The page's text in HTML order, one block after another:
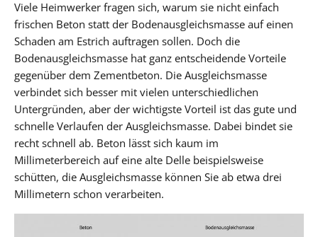
Viele Heimwerker fragen sich, warum sie nicht einfach
frischen Beton statt der Bodenausgleichsmasse auf einen
Schaden am Estrich auftragen sollen. Doch die
Bodenausgleichsmasse hat ganz entscheidende Vorteile
gegenüber dem Zementbeton. Die Ausgleichsmasse
verbindet sich besser mit vielen unterschiedlichen
Untergründen, aber der wichtigste Vorteil ist das gute und
schnelle Verlaufen der Ausgleichsmasse. Dabei bindet sie
recht schnell ab. Beton lässt sich kaum im
Millimeterbereich auf eine alte Delle beispielsweise
schütten, die Ausgleichsmasse können Sie ab etwa drei
Millimetern schon verarbeiten.